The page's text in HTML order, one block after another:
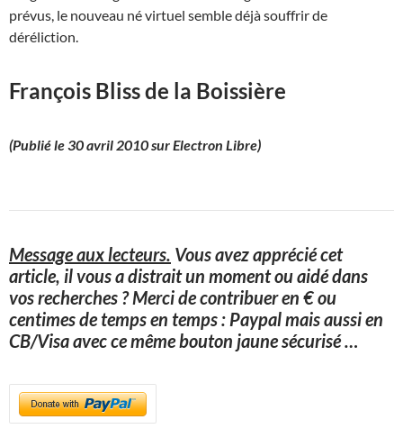
prévus, le nouveau né virtuel semble déjà souffrir de
déréliction.
François Bliss de la Boissière
(Publié le 30 avril 2010 sur Electron Libre)
Message aux lecteurs. Vous avez apprécié cet
article, il vous a distrait un moment ou aidé dans
vos recherches ? Merci de contribuer en € ou
centimes de temps en temps : Paypal mais aussi en
CB/Visa avec ce même bouton jaune sécurisé…